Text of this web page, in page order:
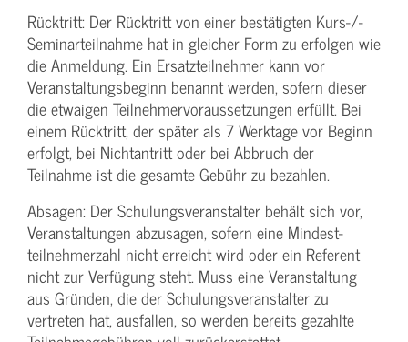
Rücktritt: Der Rücktritt von einer bestätigten Kurs-/­
Seminarteilnahme hat in gleicher Form zu erfolgen wie
die Anmeldung. Ein Ersatzteilnehmer kann vor
Veranstaltungs­beginn benannt werden, sofern dieser
die etwaigen Teilnehmer­voraussetzungen erfüllt. Bei
einem Rücktritt, der später als 7 Werktage vor Beginn
erfolgt, bei Nichtantritt oder bei Abbruch der
Teilnahme ist die gesamte Gebühr zu bezahlen.
Absagen: Der Schulungs­veranstalter behält sich vor,
Veranstaltungen abzusagen, sofern eine Mindest­
teilnehmerzahl nicht erreicht wird oder ein Referent
nicht zur Verfügung steht. Muss eine Veranstaltung
aus Gründen, die der Schulungs­veranstalter zu
vertreten hat, ausfallen, so werden bereits gezahlte